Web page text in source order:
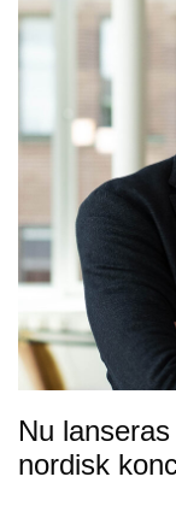
Nu
nordisk